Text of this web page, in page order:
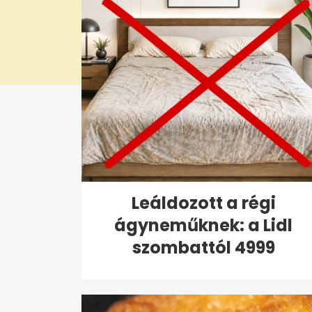
Leáldozott a régi
ágyneműknek: a Lidl
szombattól 4999